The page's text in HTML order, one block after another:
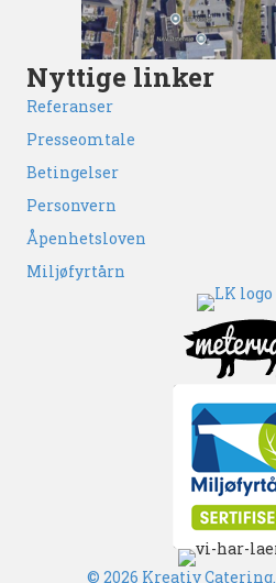
Nyttige linker
Referanser
Presseomtale
Betingelser
Personvern
Åpenhetsloven
Miljøfyrtårn
© 2026 Kreativ Catering.